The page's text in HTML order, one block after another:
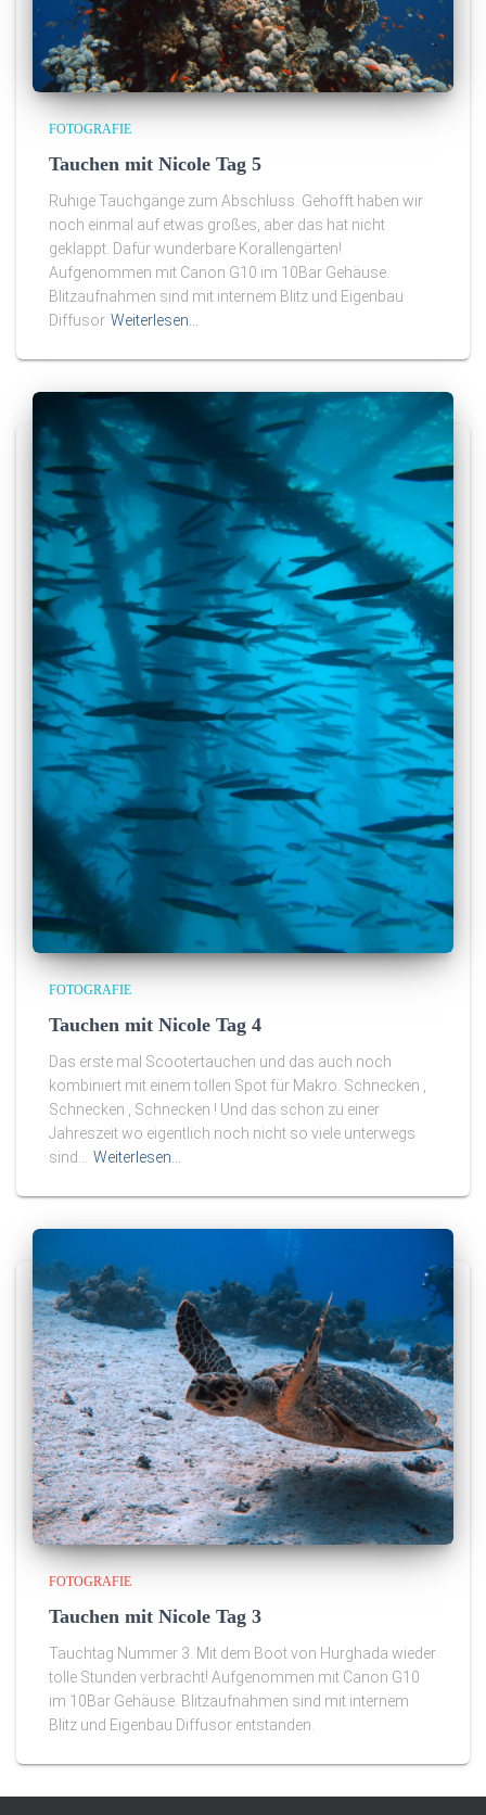
FOTOGRAFIE
Tauchen mit Nicole Tag 5
Ruhige Tauchgänge zum Abschluss. Gehofft haben wir
noch einmal auf etwas großes, aber das hat nicht
geklappt. Dafür wunderbare Korallengärten!
Aufgenommen mit Canon G10 im 10Bar Gehäuse.
Blitzaufnahmen sind mit internem Blitz und Eigenbau
Diffusor Weiterlesen…
FOTOGRAFIE
Tauchen mit Nicole Tag 4
Das erste mal Scootertauchen und das auch noch
kombiniert mit einem tollen Spot für Makro. Schnecken ,
Schnecken , Schnecken ! Und das schon zu einer
Jahreszeit wo eigentlich noch nicht so viele unterwegs
sind…
Weiterlesen…
FOTOGRAFIE
Tauchen mit Nicole Tag 3
Tauchtag Nummer 3. Mit dem Boot von Hurghada wieder
tolle Stunden verbracht! Aufgenommen mit Canon G10
im 10Bar Gehäuse. Blitzaufnahmen sind mit internem
Blitz und Eigenbau Diffusor entstanden.